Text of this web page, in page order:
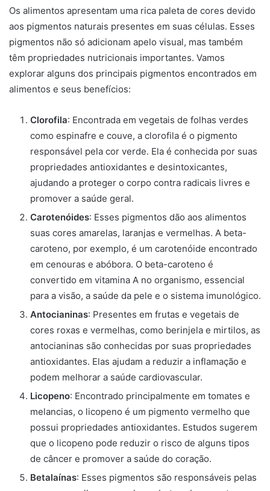
Os alimentos apresentam uma rica paleta de cores devido
aos pigmentos naturais presentes em suas células. Esses
pigmentos não só adicionam apelo visual, mas também
têm propriedades nutricionais importantes. Vamos
explorar alguns dos principais pigmentos encontrados em
alimentos e seus benefícios:
Clorofila: Encontrada em vegetais de folhas verdes
como espinafre e couve, a clorofila é o pigmento
responsável pela cor verde. Ela é conhecida por suas
propriedades antioxidantes e desintoxicantes,
ajudando a proteger o corpo contra radicais livres e
promover a saúde geral.
Carotenóides: Esses pigmentos dão aos alimentos
suas cores amarelas, laranjas e vermelhas. A beta-
caroteno, por exemplo, é um carotenóide encontrado
em cenouras e abóbora. O beta-caroteno é
convertido em vitamina A no organismo, essencial
para a visão, a saúde da pele e o sistema imunológico.
Antocianinas: Presentes em frutas e vegetais de
cores roxas e vermelhas, como berinjela e mirtilos, as
antocianinas são conhecidas por suas propriedades
antioxidantes. Elas ajudam a reduzir a inflamação e
podem melhorar a saúde cardiovascular.
Licopeno: Encontrado principalmente em tomates e
melancias, o licopeno é um pigmento vermelho que
possui propriedades antioxidantes. Estudos sugerem
que o licopeno pode reduzir o risco de alguns tipos
de câncer e promover a saúde do coração.
Betalaínas: Esses pigmentos são responsáveis pelas